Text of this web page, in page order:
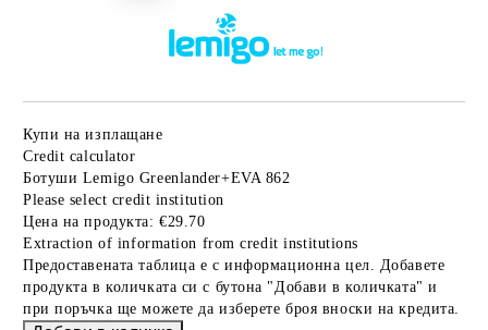
Купи на изплащане
Credit calculator
Ботуши Lemigo Greenlander+EVA 862
Please select credit institution
Цена на продукта: €29.70
Extraction of information from credit institutions
Предоставената таблица е с информационна цел. Добавете
продукта в количката си с бутона "Добави в количката" и
при поръчка ще можете да изберете броя вноски на кредита.